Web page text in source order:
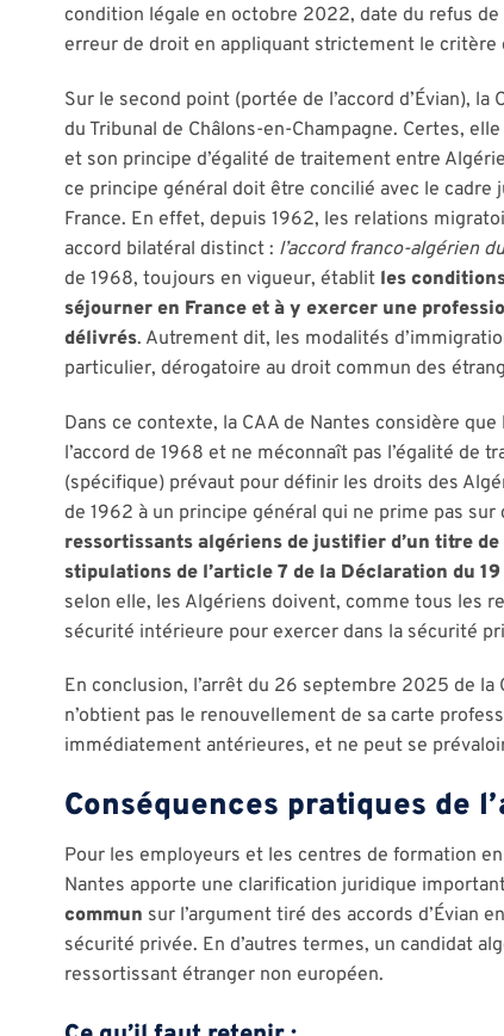
condition légale en octobre 2022, date du refus
erreur de droit en appliquant strictement le critère
Sur le second point (portée de l’accord d’Évian),
du Tribunal de Châlons-en-Champagne. Certes,
et son principe d’égalité de traitement entre
ce principe général doit être concilié avec le
France. En effet, depuis 1962, les relations
accord bilatéral distinct : l’accord franco-algérien
de 1968, toujours en vigueur, établit les
séjourner en France et à y exercer une
délivrés. Autrement dit, les modalités
particulier, dérogatoire au droit commun des
Dans ce contexte, la CAA de Nantes considère
l’accord de 1968 et ne méconnaît pas l’égalité de
(spécifique) prévaut pour définir les droits des
de 1962 à un principe général qui ne prime pas
ressortissants algériens de justifier d’un titre
stipulations de l’article 7 de la Déclaration du 19
selon elle, les Algériens doivent, comme tous les
sécurité intérieure pour exercer dans la sécurité
En conclusion, l’arrêt du 26 septembre 2025 de
n’obtient pas le renouvellement de sa carte
immédiatement antérieures, et ne peut se
Conséquences pratiques de
Pour les employeurs et les centres de formation
Nantes apporte une clarification juridique
commun sur l’argument tiré des accords d’Évian
sécurité privée. En d’autres termes, un candidat
ressortissant étranger non européen.